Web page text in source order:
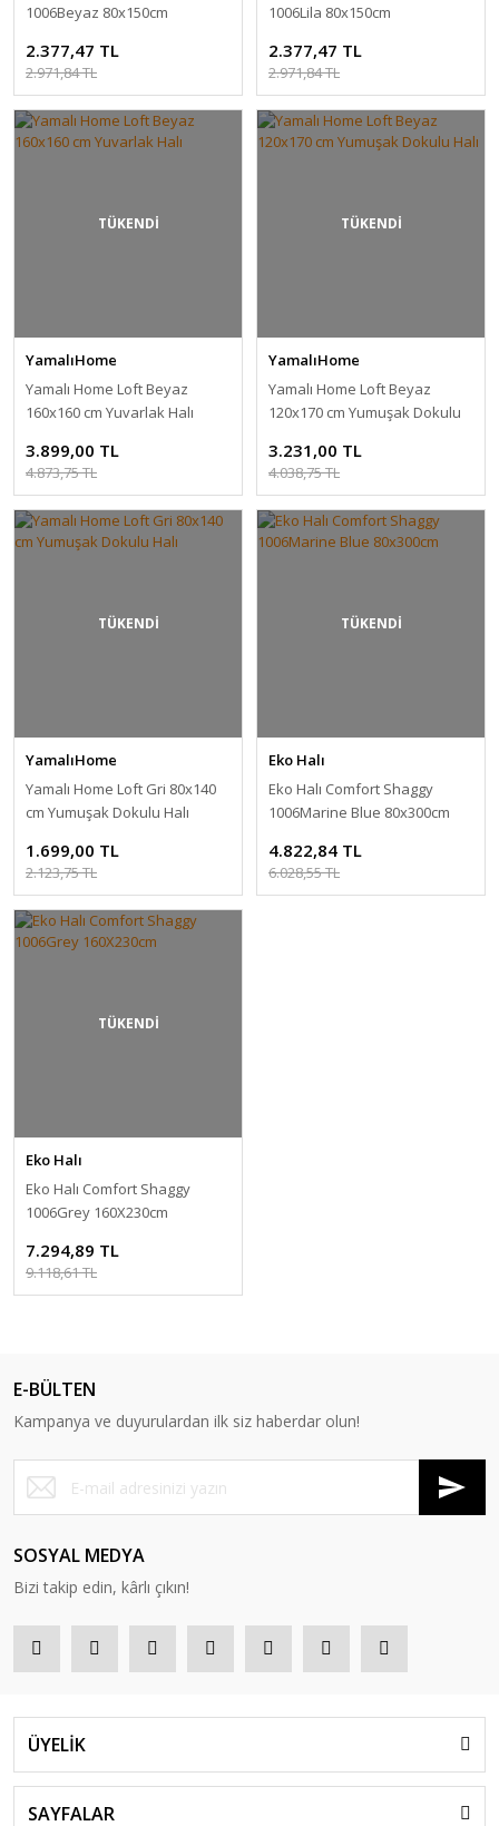
1006Beyaz 80x150cm
2.377,47 TL
2.971,84 TL
1006Lila 80x150cm
2.377,47 TL
2.971,84 TL
TÜKENDİ
YamalıHome
Yamalı Home Loft Beyaz
160x160 cm Yuvarlak Halı
3.899,00 TL
4.873,75 TL
TÜKENDİ
YamalıHome
Yamalı Home Loft Beyaz
120x170 cm Yumuşak Dokulu
3.231,00 TL
4.038,75 TL
TÜKENDİ
YamalıHome
Yamalı Home Loft Gri 80x140
cm Yumuşak Dokulu Halı
1.699,00 TL
2.123,75 TL
TÜKENDİ
Eko Halı
Eko Halı Comfort Shaggy
1006Marine Blue 80x300cm
4.822,84 TL
6.028,55 TL
TÜKENDİ
Eko Halı
Eko Halı Comfort Shaggy
1006Grey 160X230cm
7.294,89 TL
9.118,61 TL
E-BÜLTEN
Kampanya ve duyurulardan ilk siz haberdar olun!
SOSYAL MEDYA
Bizi takip edin, kârlı çıkın!
ÜYELİK
SAYFALAR